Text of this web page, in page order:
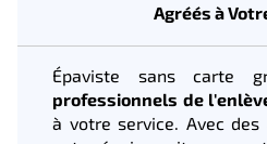
Agréés à
Épaviste sans carte
professionnels de
à votre service. Avec des